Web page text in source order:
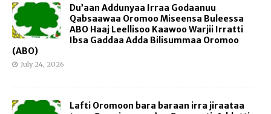
Du’aan Addunyaa Irraa Godaanuu
Qabsaawaa Oromoo Miseensa Buleessa
ABO Haaj Leellisoo Kaawoo Warjii Irratti
Ibsa Gaddaa Adda Bilisummaa Oromoo
(ABO)
July 24, 2026
Lafti Oromoon bara baraan irra jiraataa